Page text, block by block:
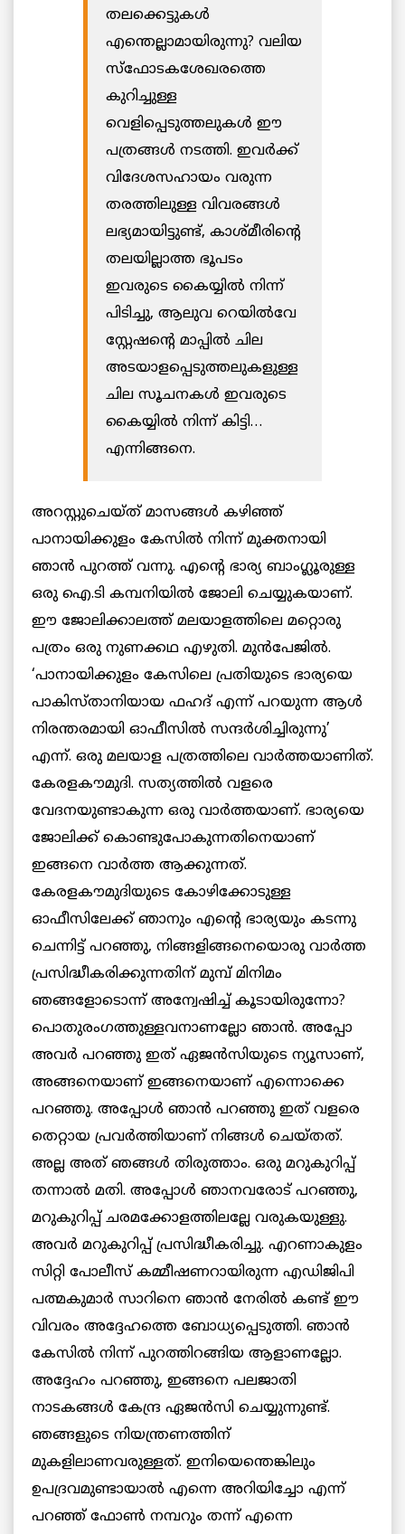
തലക്കെട്ടുകൾ
എന്തെല്ലാമായിരുന്നു? വലിയ
സ്‌ഫോടകശേഖരത്തെ
കുറിച്ചുള്ള
വെളിപ്പെടുത്തലുകൾ ഈ
പത്രങ്ങൾ നടത്തി. ഇവർക്ക്
വിദേശസഹായം വരുന്ന
തരത്തിലുള്ള വിവരങ്ങൾ
ലഭ്യമായിട്ടുണ്ട്, കാശ്മീരിന്റെ
തലയില്ലാത്ത ഭൂപടം
ഇവരുടെ കൈയ്യിൽ നിന്ന്
പിടിച്ചു, ആലുവ റെയിൽവേ
സ്റ്റേഷന്റെ മാപ്പിൽ ചില
അടയാളപ്പെടുത്തലുകളുള്ള
ചില സൂചനകൾ ഇവരുടെ
കൈയ്യിൽ നിന്ന് കിട്ടി…
എന്നിങ്ങനെ.
അറസ്റ്റുചെയ്ത് മാസങ്ങൾ കഴിഞ്ഞ്
പാനായിക്കുളം കേസിൽ നിന്ന് മുക്തനായി
ഞാൻ പുറത്ത് വന്നു. എന്റെ ഭാര്യ ബാംഗ്ലൂരുള്ള
ഒരു ഐ.ടി കമ്പനിയിൽ ജോലി ചെയ്യുകയാണ്.
ഈ ജോലിക്കാലത്ത് മലയാളത്തിലെ മറ്റൊരു
പത്രം ഒരു നുണക്കഥ എഴുതി. മുൻപേജിൽ.
‘പാനായിക്കുളം കേസിലെ പ്രതിയുടെ ഭാര്യയെ
പാകിസ്താനിയായ ഫഹദ് എന്ന് പറയുന്ന ആൾ
നിരന്തരമായി ഓഫീസിൽ സന്ദർശിച്ചിരുന്നു’
എന്ന്. ഒരു മലയാള പത്രത്തിലെ വാർത്തയാണിത്.
കേരളകൗമുദി. സത്യത്തിൽ വളരെ
വേദനയുണ്ടാകുന്ന ഒരു വാർത്തയാണ്. ഭാര്യയെ
ജോലിക്ക് കൊണ്ടുപോകുന്നതിനെയാണ്
ഇങ്ങനെ വാർത്ത ആക്കുന്നത്.
കേരളകൗമുദിയുടെ കോഴിക്കോടുള്ള
ഓഫീസിലേക്ക് ഞാനും എന്റെ ഭാര്യയും കടന്നു
ചെന്നിട്ട് പറഞ്ഞു, നിങ്ങളിങ്ങനെയൊരു വാർത്ത
പ്രസിദ്ധീകരിക്കുന്നതിന് മുമ്പ് മിനിമം
ഞങ്ങളോടൊന്ന് അന്വേഷിച്ച് കൂടായിരുന്നോ?
പൊതുരംഗത്തുള്ളവനാണല്ലോ ഞാൻ. അപ്പോ
അവർ പറഞ്ഞു ഇത് ഏജൻസിയുടെ ന്യൂസാണ്,
അങ്ങനെയാണ് ഇങ്ങനെയാണ് എന്നൊക്കെ
പറഞ്ഞു. അപ്പോൾ ഞാൻ പറഞ്ഞു ഇത് വളരെ
തെറ്റായ പ്രവർത്തിയാണ് നിങ്ങൾ ചെയ്തത്.
അല്ല അത് ഞങ്ങൾ തിരുത്താം. ഒരു മറുകുറിപ്പ്
തന്നാൽ മതി. അപ്പോൾ ഞാനവരോട് പറഞ്ഞു,
മറുകുറിപ്പ് ചരമക്കോളത്തിലല്ലേ വരുകയുള്ളു.
അവർ മറുകുറിപ്പ് പ്രസിദ്ധീകരിച്ചു. എറണാകുളം
സിറ്റി പോലീസ് കമ്മീഷണറായിരുന്ന എഡിജിപി
പത്മകുമാർ സാറിനെ ഞാൻ നേരിൽ കണ്ട് ഈ
വിവരം അദ്ദേഹത്തെ ബോധ്യപ്പെടുത്തി. ഞാൻ
കേസിൽ നിന്ന് പുറത്തിറങ്ങിയ ആളാണല്ലോ.
അദ്ദേഹം പറഞ്ഞു, ഇങ്ങനെ പലജാതി
നാടകങ്ങൾ കേന്ദ്ര ഏജൻസി ചെയ്യുന്നുണ്ട്.
ഞങ്ങളുടെ നിയന്ത്രണത്തിന്
മുകളിലാണവരുള്ളത്. ഇനിയെന്തെങ്കിലും
ഉപദ്രവമുണ്ടായാൽ എന്നെ അറിയിച്ചോ എന്ന്
പറഞ്ഞ് ഫോൺ നമ്പറും തന്ന് എന്നെ